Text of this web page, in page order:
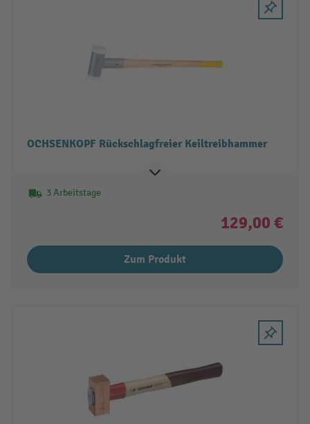
OCHSENKOPF Rückschlagfreier Keiltreibhammer
3 Arbeitstage
129,00 €
Zum Produkt